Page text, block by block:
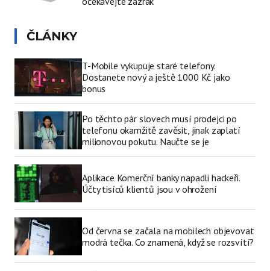
ČLÁNKY
T-Mobile vykupuje staré telefony.
Dostanete nový a ještě 1000 Kč jako
bonus
Po těchto pár slovech musí prodejci po
telefonu okamžitě zavěsit, jinak zaplatí
milionovou pokutu. Naučte se je
Aplikace Komerční banky napadli hackeři.
Účty tisíců klientů jsou v ohrožení
Od června se začala na mobilech objevovat
modrá tečka. Co znamená, když se rozsvítí?